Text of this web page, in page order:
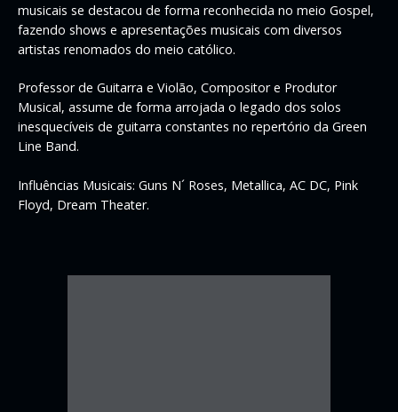
musicais se destacou de forma reconhecida no meio Gospel,
fazendo shows e apresentações musicais com diversos
artistas renomados do meio católico.
Professor de Guitarra e Violão, Compositor e Produtor
Musical, assume de forma arrojada o legado dos solos
inesquecíveis de guitarra constantes no repertório da Green
Line Band.
Influências Musicais: Guns N´ Roses, Metallica, AC DC, Pink
Floyd, Dream Theater.